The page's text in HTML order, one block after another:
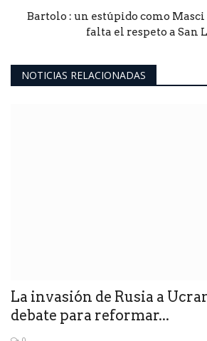
Bartolo : un estúpido como Masci
falta el respeto a San
NOTICIAS RELACIONADAS
La invasión de Rusia a
debate para reformar...